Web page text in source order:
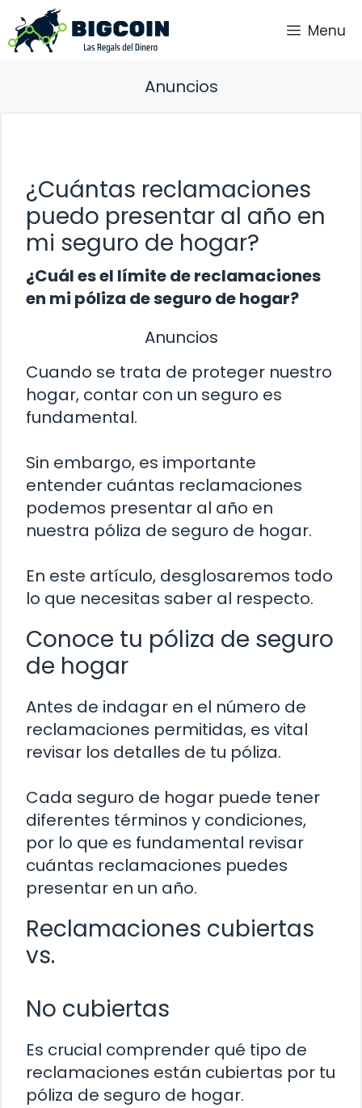
Saltar
al
contenido
Menu
Anuncios
¿Cuántas reclamaciones
puedo presentar al año en
mi seguro de hogar?
¿Cuál es el límite de reclamaciones
en mi póliza de seguro de hogar?
Anuncios
Cuando se trata de proteger nuestro
hogar, contar con un seguro es
fundamental.
Sin embargo, es importante
entender cuántas reclamaciones
podemos presentar al año en
nuestra póliza de seguro de hogar.
En este artículo, desglosaremos todo
lo que necesitas saber al respecto.
Conoce tu póliza de seguro
de hogar
Antes de indagar en el número de
reclamaciones permitidas, es vital
revisar los detalles de tu póliza.
Cada seguro de hogar puede tener
diferentes términos y condiciones,
por lo que es fundamental revisar
cuántas reclamaciones puedes
presentar en un año.
Reclamaciones cubiertas
vs.
No cubiertas
Es crucial comprender qué tipo de
reclamaciones están cubiertas por tu
póliza de seguro de hogar.